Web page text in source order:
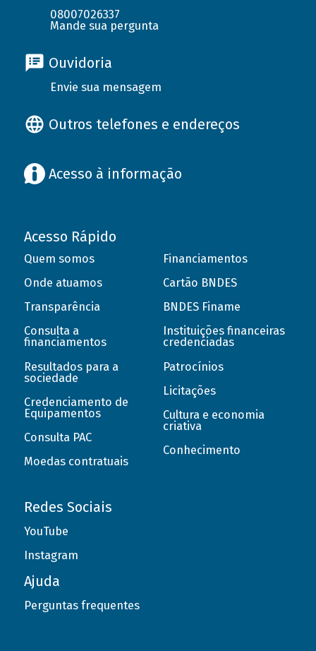
08007026337
Mande sua pergunta
Ouvidoria
Envie sua mensagem
Outros telefones e endereços
Acesso à informação
Acesso Rápido
Quem somos
Onde atuamos
Transparência
Consulta a
financiamentos
Resultados para a
sociedade
Credenciamento de
Equipamentos
Consulta PAC
Moedas contratuais
Financiamentos
Cartão BNDES
BNDES Finame
Instituições financeiras
credenciadas
Patrocínios
Licitações
Cultura e economia
criativa
Conhecimento
Redes Sociais
YouTube
Instagram
Ajuda
Perguntas frequentes